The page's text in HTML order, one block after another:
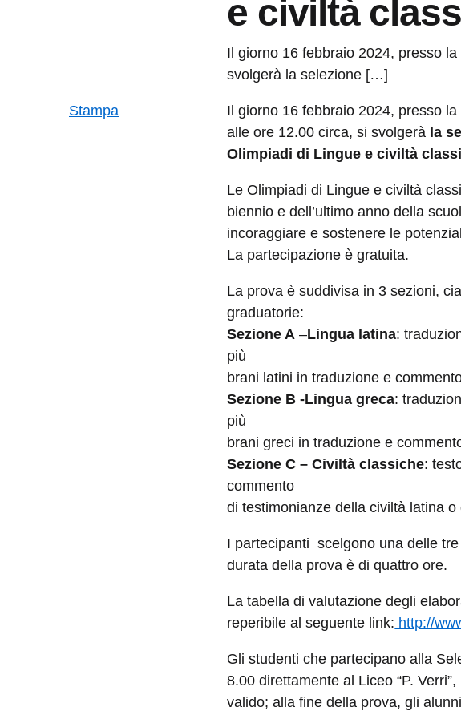
e civiltà
Il giorno 16 febbraio 2024, presso
svolgerà la selezione […]
Stampa
Il giorno 16 febbraio 2024, presso
alle ore 12.00 circa, si svolgerà la
Olimpiadi di Lingue e civiltà
Le Olimpiadi di Lingue e civiltà
biennio e dell’ultimo anno della
incoraggiare e sostenere le
La partecipazione è gratuita.
La prova è suddivisa in 3 sezioni,
graduatorie:
Sezione A –Lingua latina:
più
brani latini in traduzione e
Sezione B -Lingua greca:
più
brani greci in traduzione e
Sezione C – Civiltà classiche:
commento
di testimonianze della civiltà latina o
I partecipanti scelgono una delle
durata della prova è di quattro ore.
La tabella di valutazione degli
reperibile al seguente link: http://
Gli studenti che partecipano alla
8.00 direttamente al Liceo “P.
valido; alla fine della prova, gli